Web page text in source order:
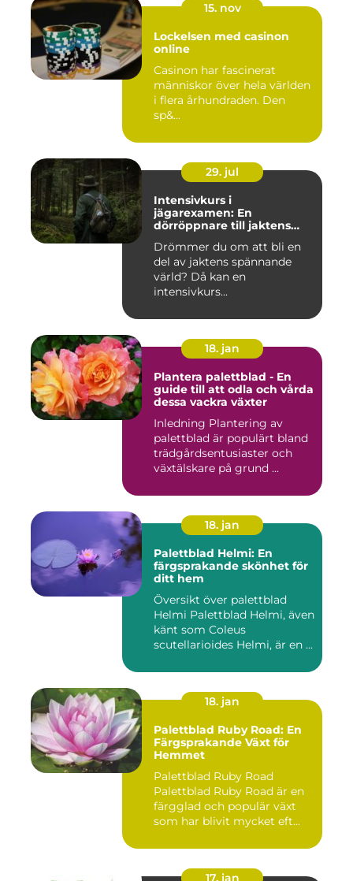
15. nov
Lockelsen med casinon
online
Casinon har fascinerat
människor över hela världen
i flera århundraden. Den
sp&...
29. jul
Intensivkurs i
jägarexamen: En
dörröppnare till jaktens
Drömmer du om att bli en
del av jaktens spännande
värld? Då kan en
intensivkurs...
18. jan
Plantera palettblad - En
guide till att odla och vårda
dessa vackra växter
Inledning Plantering av
palettblad är populärt bland
trädgårdsentusiaster och
växtälskare på grund ...
18. jan
Palettblad Helmi: En
färgsprakande skönhet för
ditt hem
Översikt över palettblad
Helmi Palettblad Helmi, även
känt som Coleus
scutellarioides Helmi, är en ...
18. jan
Palettblad Ruby Road: En
Färgsprakande Växt för
Hemmet
Palettblad Ruby Road
Palettblad Ruby Road är en
färgglad och populär växt
som har blivit mycket eft...
17. jan